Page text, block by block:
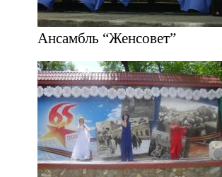
Ансамбль “Женсовет”